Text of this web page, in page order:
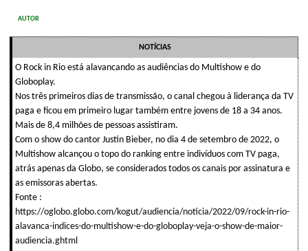
AUTOR
NOTÍCIAS
O Rock in Rio está alavancando as audiências do Multishow e do
Globoplay.
Nos três primeiros dias de transmissão, o canal chegou à liderança da TV
paga e ficou em primeiro lugar também entre jovens de 18 a 34 anos.
Mais de 8,4 milhões de pessoas assistiram.
Com o show do cantor Justin Bieber, no dia 4 de setembro de 2022, o
Multishow alcançou o topo do ranking entre indivíduos com TV paga,
atrás apenas da Globo, se considerados todos os canais por assinatura e
as emissoras abertas.
Fonte :
https://oglobo.globo.com/kogut/audiencia/noticia/2022/09/rock-in-rio-
alavanca-indices-do-multishow-e-do-globoplay-veja-o-show-de-maior-
audiencia.ghtml